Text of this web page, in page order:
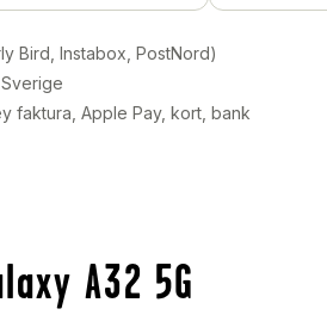
Bird, Instabox, PostNord)
faktura, Apple Pay, kort, bank
A32 5G